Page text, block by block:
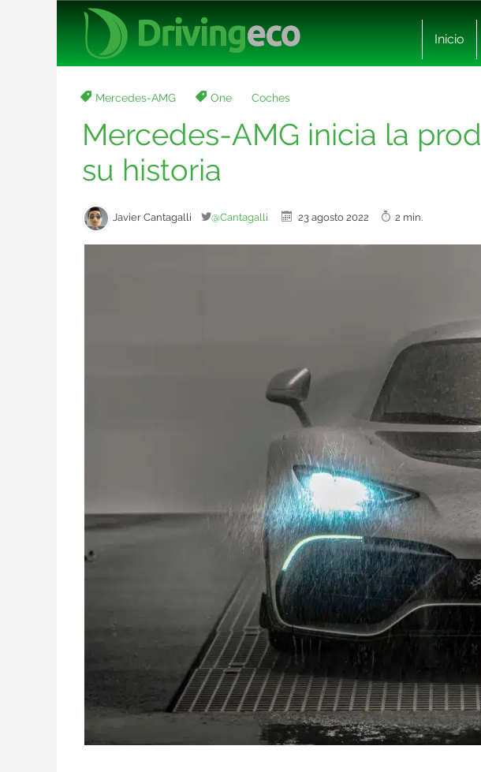
Inicio
Mercedes-AMG One Coches
Mercedes-AMG inicia la
su historia
Javier Cantagalli @Cantagalli 23 agosto 2022 2 min.